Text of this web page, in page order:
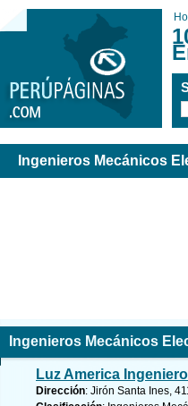
Ingenieros Mecánicos
Ingenieros Mecánicos
Luz America
Dirección: Jirón Santa Ines,